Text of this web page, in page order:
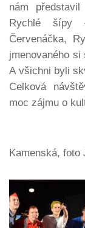
nám
Rychlé šípy
Červenáčka,
jmenovaného
A všichni byli
Celková
moc zájmu o
Kamenská, foto